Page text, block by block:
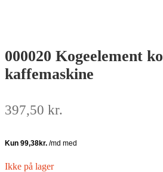
000020 Kogeelement
kaffemaskine
397,50 kr.
Ikke på lager